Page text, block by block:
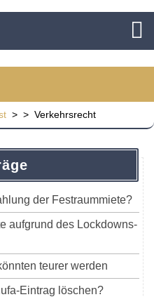
> > Verkehrsrecht
der Festraummiete?
aufgrund des Lockdowns-
teurer werden
Eintrag löschen?